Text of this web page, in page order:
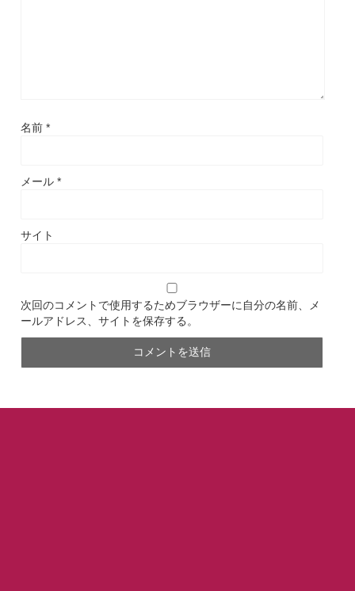
名前 *
メール *
サイト
次回のコメントで使用するためブラウザーに自分の名前、メ
ールアドレス、サイトを保存する。